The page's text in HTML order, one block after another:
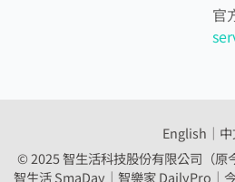
官
English │
© 2025 智生活科技股份有限公司（原
智生活 SmaDay｜智樂家 DailyPro｜